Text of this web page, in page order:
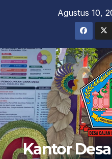
Agustus 10,
Kantor